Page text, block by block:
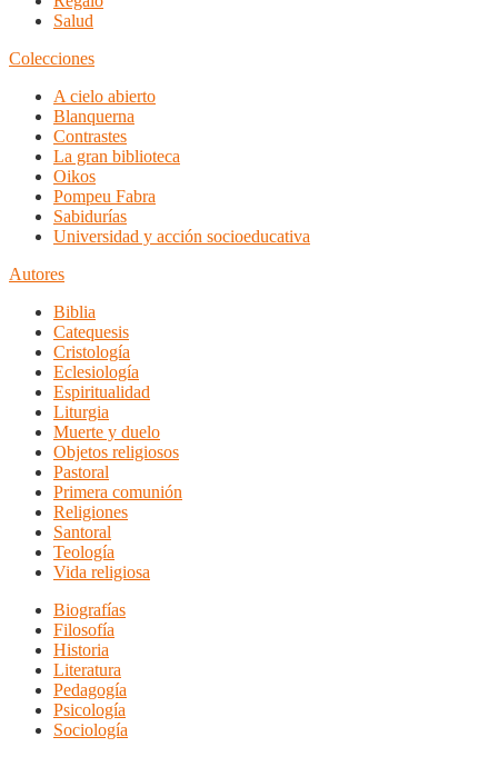
Salud
Colecciones
A cielo abierto
Blanquerna
Contrastes
La gran biblioteca
Oikos
Pompeu Fabra
Sabidurías
Universidad y acción socioeducativa
Autores
Biblia
Catequesis
Cristología
Eclesiología
Espiritualidad
Liturgia
Muerte y duelo
Objetos religiosos
Pastoral
Primera comunión
Religiones
Santoral
Teología
Vida religiosa
Biografías
Filosofía
Historia
Literatura
Pedagogía
Psicología
Sociología